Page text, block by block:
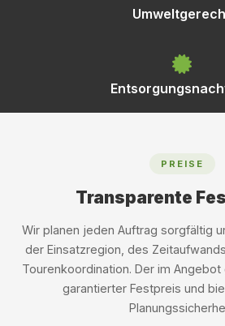
PREISE
Transparente
Wir planen jeden Auftrag sorgfältig
der Einsatzregion, des
Tourenkoordination. Der im
garantierter Festpreis und